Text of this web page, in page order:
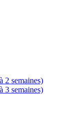
2 semaines)
3 semaines)